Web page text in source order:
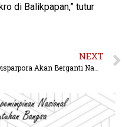
di Balikpapan,” tutur
NEXT